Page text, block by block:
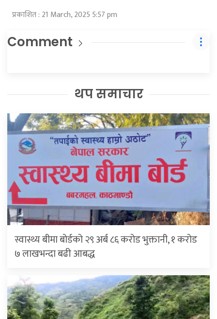
प्रकाशित : 21 March, 2025 5:57 pm
Comment
थप समाचार
स्वास्थ्य बीमा बोर्डको २९ अर्ब ८६ करोड भुक्तानी, १ करोड
७ लाखभन्दा बढी आबद्ध